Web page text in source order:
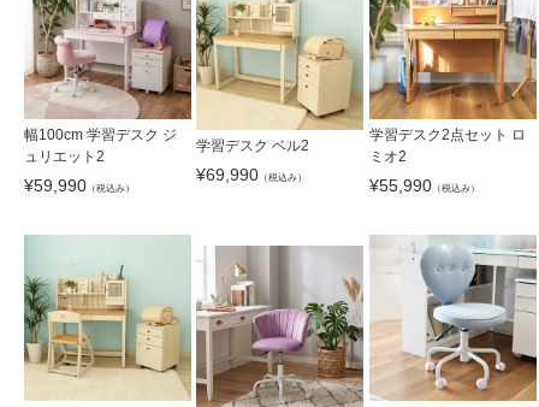
幅100cm 学習デスク ジ
ュリエット2
¥59,990 （税込み）
学習デスク ベル2
¥69,990 （税込み）
学習デスク2点セット ロ
ミオ2
¥55,990（税込み）